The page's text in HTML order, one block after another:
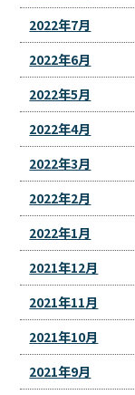
2022年7月
2022年6月
2022年5月
2022年4月
2022年3月
2022年2月
2022年1月
2021年12月
2021年11月
2021年10月
2021年9月